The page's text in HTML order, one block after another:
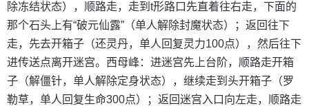
除冻结状态），顺路走，走到t形路口先直着往右走，下面的
那个石头上有“破元仙露”（单人解除封魔状态）；返回往下
走，先去开箱子（还灵丹，单人回复灵力100点），然后往下
进传送点离开迷宫。西母峰：进迷宫先上台阶，顺路走开箱
子（解僵针，单人解除定身状态），继续走到头开箱子（罗
勒草，单人回复生命300点）；返回迷宫入口向左走，顺路走